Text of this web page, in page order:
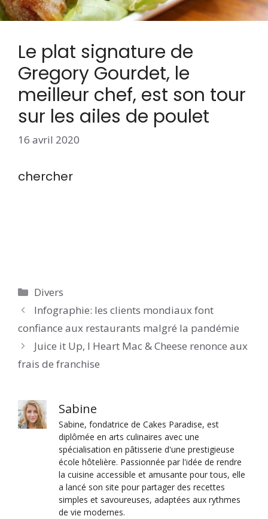
Le plat signature de
Gregory Gourdet, le
meilleur chef, est son tour
sur les ailes de poulet
16 avril 2020
chercher
Catégories
Divers
Infographie: les clients mondiaux font
confiance aux restaurants malgré la pandémie
Juice it Up, I Heart Mac & Cheese renonce aux
frais de franchise
Sabine
Sabine, fondatrice de Cakes Paradise, est
diplômée en arts culinaires avec une
spécialisation en pâtisserie d'une prestigieuse
école hôtelière. Passionnée par l'idée de rendre
la cuisine accessible et amusante pour tous, elle
a lancé son site pour partager des recettes
simples et savoureuses, adaptées aux rythmes
de vie modernes.